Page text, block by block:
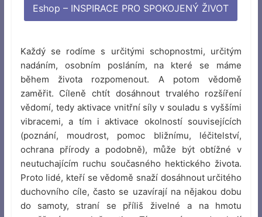
Eshop – INSPIRACE PRO SPOKOJENÝ ŽIVOT
Každý se rodíme s určitými schopnostmi, určitým
nadáním, osobním posláním, na které se máme
během života rozpomenout. A potom vědomě
zaměřit. Cíleně chtít dosáhnout trvalého rozšíření
vědomí, tedy aktivace vnitřní síly v souladu s vyššími
vibracemi, a tím i aktivace okolností souvisejících
(poznání, moudrost, pomoc bližnímu, léčitelství,
ochrana přírody a podobně), může být obtížné v
neutuchajícím ruchu současného hektického života.
Proto lidé, kteří se vědomě snaží dosáhnout určitého
duchovního cíle, často se uzavírají na nějakou dobu
do samoty, straní se příliš živelné a na hmotu